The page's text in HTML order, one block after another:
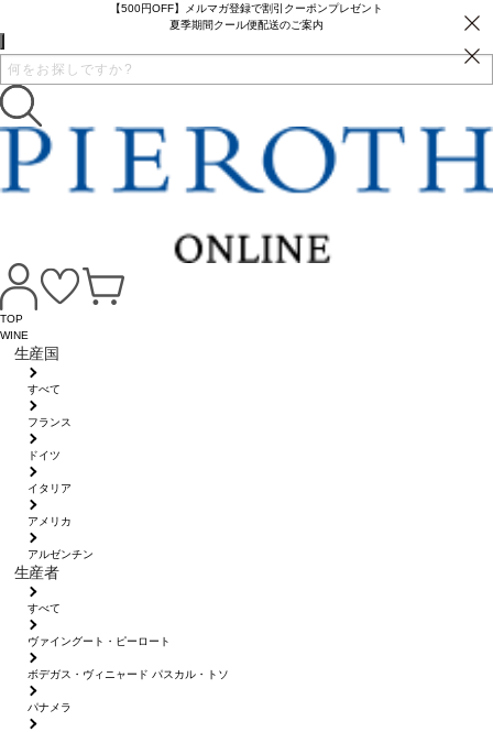
【500円OFF】メルマガ登録で割引クーポンプレゼント
夏季期間クール便配送のご案内
TOP
WINE
生産国
すべて
フランス
ドイツ
イタリア
アメリカ
アルゼンチン
生産者
すべて
ヴァイングート・ピーロート
ボデガス・ヴィニャード パスカル・トソ
パナメラ